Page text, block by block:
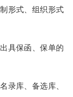
形式、组织形式
具保函、保单的
库、备选库、